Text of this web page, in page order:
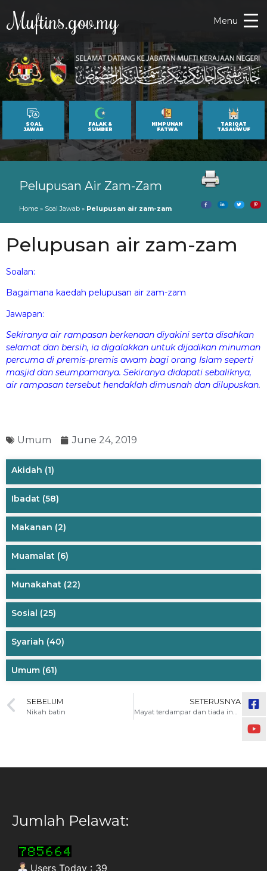
Muftins.gov.my Menu
SOAL
JAWAB
FALAK &
SUMBER
HIMPUNAN
FATWA
TARIQAT
TASAUWUF
Pelupusan Air Zam-Zam
Home » Soal Jawab » Pelupusan air zam-zam
Pelupusan air zam-zam
Soalan:
Bagaimana kaedah pelupusan air zam-zam
Jawapan:
Sekiranya air rampasan berkenaan diyakini serta disahkan
selamat dan bersih, ia digalakkan untuk dijadikan minuman
percuma di premis-premis awam bagi orang Islam seperti
masjid dan seumpamanya. Sekiranya didapati sebaliknya,
air rampasan tersebut hendaklah dimusnah dan dilupuskan.
Umum June 24, 2019
Akidah (1)
Ibadat (58)
Makanan (2)
Muamalat (6)
Munakahat (22)
Sosial (25)
Syariah (40)
Umum (61)
SEBELUM
Nikah batin
SETERUSNYA
Jumlah Pelawat:
Users Today : 39